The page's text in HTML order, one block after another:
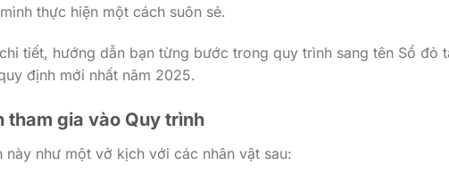
thực hiện một cách suôn sẻ.
tiết, hướng dẫn bạn từng bước trong quy trình sang tên Sổ đỏ
định mới nhất năm 2025.
tham gia vào Quy trình
như một vở kịch với các nhân vật sau: